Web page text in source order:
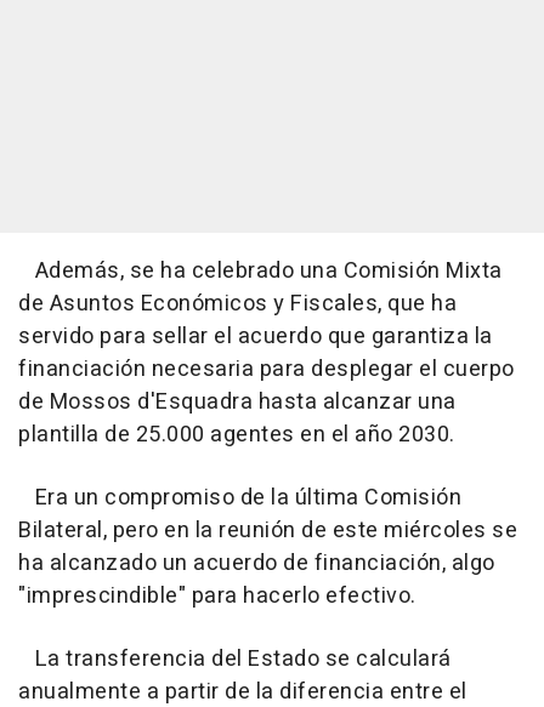
Además, se ha celebrado una Comisión Mixta
de Asuntos Económicos y Fiscales, que ha
servido para sellar el acuerdo que garantiza la
financiación necesaria para desplegar el cuerpo
de Mossos d'Esquadra hasta alcanzar una
plantilla de 25.000 agentes en el año 2030.
Era un compromiso de la última Comisión
Bilateral, pero en la reunión de este miércoles se
ha alcanzado un acuerdo de financiación, algo
"imprescindible" para hacerlo efectivo.
La transferencia del Estado se calculará
anualmente a partir de la diferencia entre el